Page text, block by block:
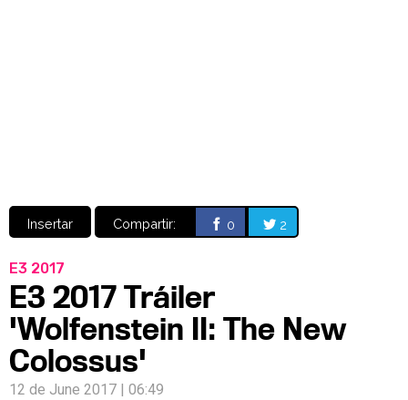
Insertar Compartir: 0 2
E3 2017
E3 2017 Tráiler
'Wolfenstein II: The New
Colossus'
12 de June 2017 | 06:49